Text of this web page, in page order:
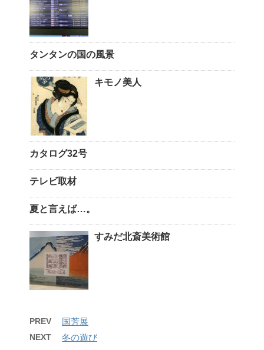
タンタンの国の風景
キモノ美人
カタログ32号
テレビ取材
夏と言えば…。
すみだ北斎美術館
PREV 国芳展
NEXT 冬の遊び